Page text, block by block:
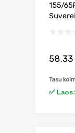
155/
58.33
Tasu
✅